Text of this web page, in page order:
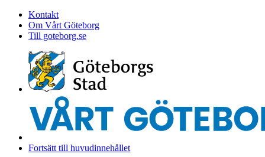
Kontakt
Om Vårt Göteborg
Till goteborg.se
Fortsätt till huvudinnehållet